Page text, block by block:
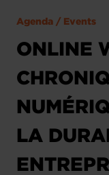
Agenda / Events
ONLINE
LA